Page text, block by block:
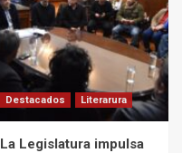
Destacados Literarura
La Legislatura impulsa